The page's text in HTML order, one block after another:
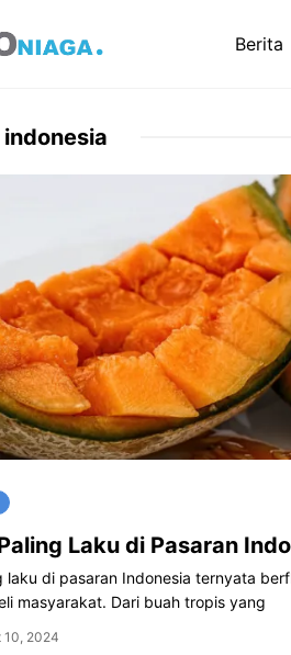
Berita
Laku di Pasaran
laku di pasaran Indonesia ternyata
masyarakat. Dari buah tropis yang
10, 2024